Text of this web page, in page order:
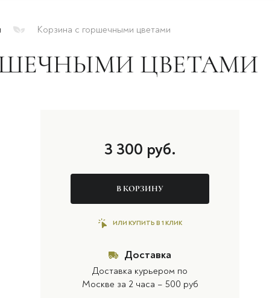
Корзина с горшечными цветами
ЦВЕТАМИ
3 300 руб.
В КОРЗИНУ
ИЛИ КУПИТЬ В 1 КЛИК
Доставка
Доставка курьером по
Москве за 2 часа – 500 руб